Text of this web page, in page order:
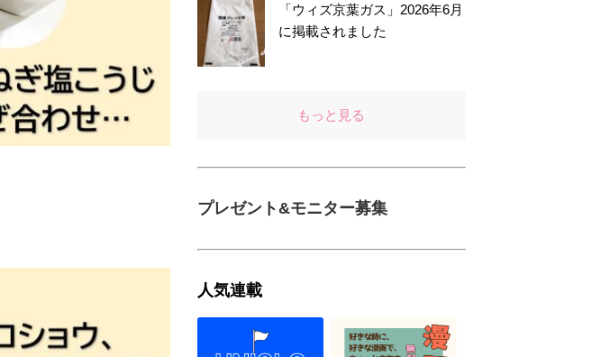
「ウィズ京葉ガス」2026年6月
に掲載されました
もっと見る
プレゼント&モニター募集
人気連載